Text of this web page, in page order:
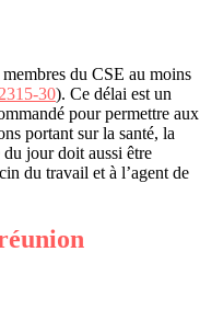
du CSE au moins
30). Ce délai est un
pour permettre aux
portant sur la santé, la
jour doit aussi être
du travail et à l’agent de